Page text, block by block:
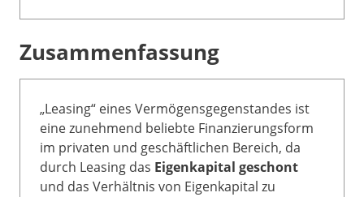
Zusammenfassung
„Leasing“ eines Vermögensgegenstandes ist
eine zunehmend beliebte Finanzierungsform
im privaten und geschäftlichen Bereich, da
durch Leasing das Eigenkapital geschont
und das Verhältnis von Eigenkapital zu